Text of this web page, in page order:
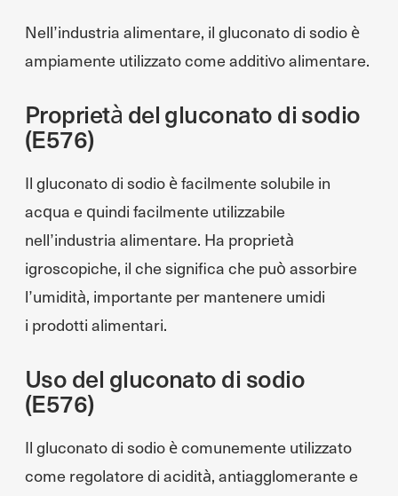
Nell’industria alimentare, il gluconato di sodio è
ampiamente utilizzato come additivo alimentare.
Proprietà del gluconato di sodio
(E576)
Il gluconato di sodio è facilmente solubile in
acqua e quindi facilmente utilizzabile
nell’industria alimentare. Ha proprietà
igroscopiche, il che significa che può assorbire
l’umidità, importante per mantenere umidi
i prodotti alimentari.
Uso del gluconato di sodio
(E576)
Il gluconato di sodio è comunemente utilizzato
come regolatore di acidità, antiagglomerante e